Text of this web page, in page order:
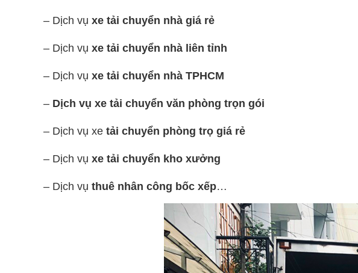
– Dịch vụ xe tải chuyển nhà giá rẻ
– Dịch vụ xe tải chuyển nhà liên tỉnh
– Dịch vụ xe tải chuyển nhà TPHCM
– Dịch vụ xe tải chuyển văn phòng trọn gói
– Dịch vụ xe tải chuyển phòng trọ giá rẻ
– Dịch vụ xe tải chuyển kho xưởng
– Dịch vụ thuê nhân công bốc xếp…